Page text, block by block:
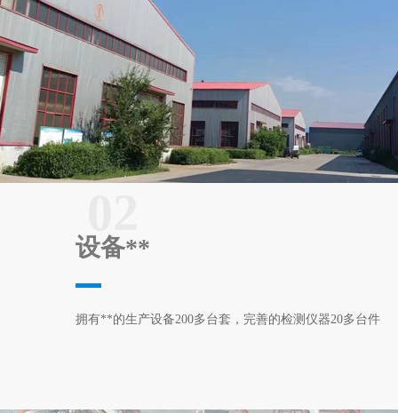
设备**
拥有**的生产设备200多台套，完善的检测仪器20多台件